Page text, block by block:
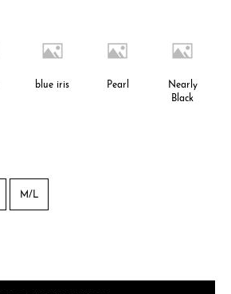
blue iris Pearl
Nearly
Black
M/L